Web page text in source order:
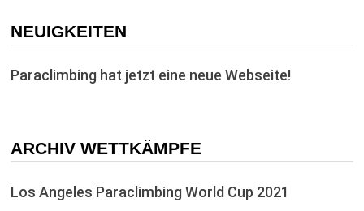
NEUIGKEITEN
Paraclimbing hat jetzt eine neue Webseite!
ARCHIV WETTKÄMPFE
Los Angeles Paraclimbing World Cup 2021